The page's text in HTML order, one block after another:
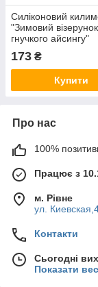
Силіконовий
"Зимовий
гнучкого айсингу"
173 ₴
Купити
Про нас
100%
Працює з
м. Рівне
ул.
Контакти
Сьогодні
Показати